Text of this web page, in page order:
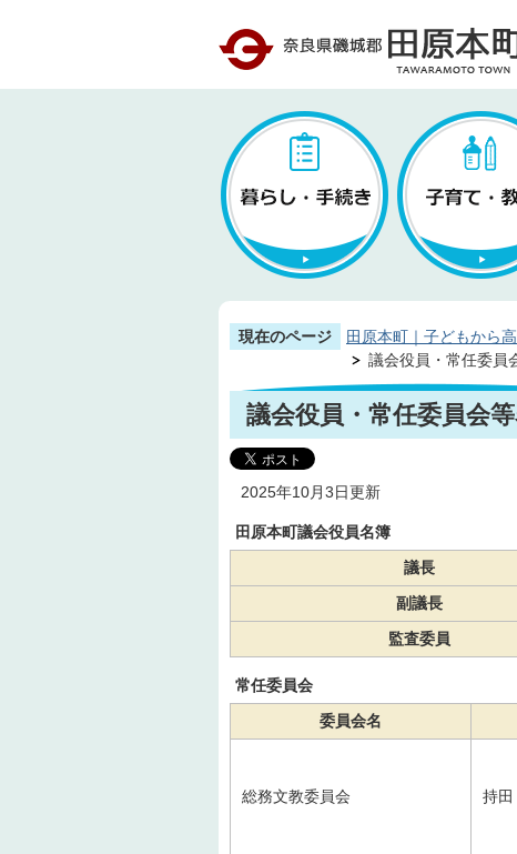
現在のページ 田原本町｜子どもから
議会役員・常任委員
議会役員・常任委員会
2025年10月3日更新
田原本町議会役員名簿
議長
副議長
監査委員
常任委員会
委員会名
総務文教委員会 持田